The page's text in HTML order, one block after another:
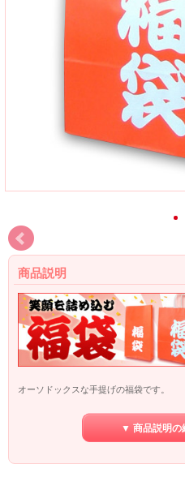
商品説明
オーソドックスな手提げの福袋です。
※こちらの商品は、不良品以外の返品・
▼ 商品説明の